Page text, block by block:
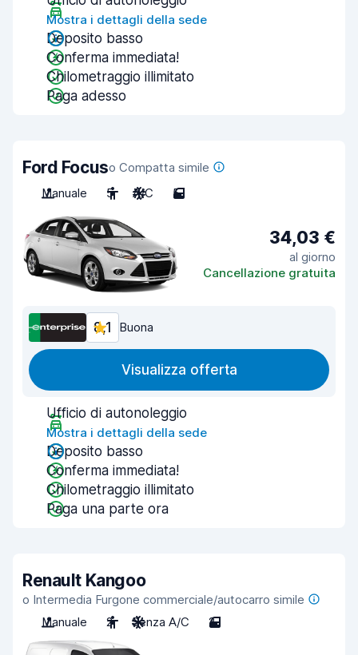
Mostra i dettagli della sede
Deposito basso
Conferma immediata!
Chilometraggio illimitato
Paga adesso
Ford Focuso Compatta simile
Manuale
5 A/C 5
34,03 €
al giorno
Cancellazione gratuita
8,1 Buona
Visualizza offerta
Ufficio di autonoleggio
Mostra i dettagli della sede
Deposito basso
Conferma immediata!
Chilometraggio illimitato
Paga una parte ora
Renault Kangoo
o Intermedia Furgone commerciale/autocarro simile
Manuale
2 Senza A/C 2